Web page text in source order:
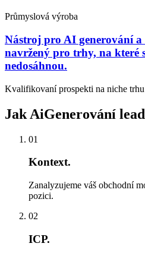
Průmyslová výroba
Nástroj pro AI generování
navržený pro trhy, na které
nedosáhnou.
Kvalifikovaní prospekti na niche
Jak AiGenerování
01
Kontext.
Zanalyzujeme váš obchodní
pozici.
02
ICP.